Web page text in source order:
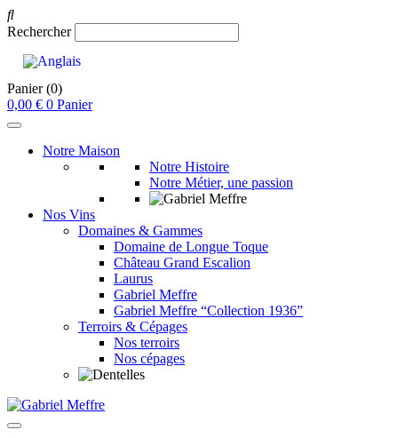
Rechercher
Panier (0)
0,00 € 0 Panier
Notre Maison
Notre Histoire
Notre Métier, une passion
Nos Vins
Domaines & Gammes
Domaine de Longue Toque
Château Grand Escalion
Laurus
Gabriel Meffre
Gabriel Meffre “Collection 1936”
Terroirs & Cépages
Nos terroirs
Nos cépages